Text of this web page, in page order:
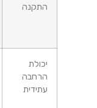
ניתן
עוד